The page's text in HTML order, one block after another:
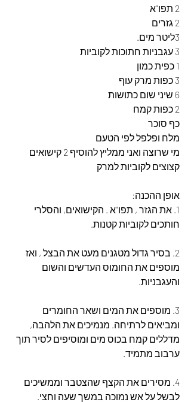
2 תפו"א
2 גזרים
3ליטר מים.
3 עגבניות חתוכות לקוביות
1 כפית כמון
3 כפות מרק עוף
6 שיני שום כתושות
2 כפות קמח
כף סוכר
מלח ופלפל לפי הטעם
מי שרוצה ואני ממליץ להוסיף 2 קישואים
קצוצים לקוביות למרק
אופן ההכנה:
1. את הגזר , תפו"א . הקישואים, והסלרי
חותכים לקוביות קטנות.
2. בסיר גדול מטגנים מעט את הבצל , ואז
מוספים את החומוס העדשים והשום
והעגבניות.
3. מוספים את המים ושאר החומרים
ומביאים לרתיחה. מנמיכים את הלהבה,
מדללים קמח בכוס מים ומוסיפים לסיר תוך
ערבוב מתמיד.
4. מסירים את הקצף שהצטבר וממשיכים
לבשל על אש נמוכה במשך שעה וחצי.